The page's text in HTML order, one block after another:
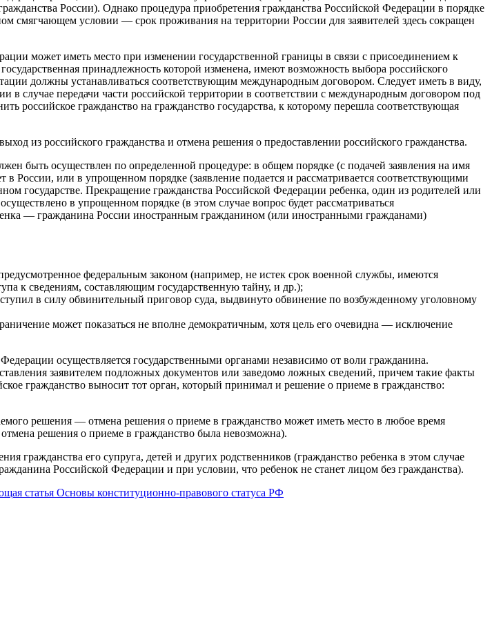
России). Однако процедура приобретения гражданства Российской Федерации в порядке
смягчающем условии — срок проживания на территории России для заявителей здесь сокращен
может иметь место при изменении государственной границы в связи с присоединением к
принадлежность которой изменена, имеют возможность выбора российского
должны устанавливаться соответствующим международным договором. Следует иметь в виду,
случае передачи части российской территории в соответствии с международным договором под
российское гражданство на гражданство государства, к которому перешла соответствующая
из российского гражданства и отмена решения о предоставлении российского гражданства.
быть осуществлен по определенной процедуре: в общем порядке (с подачей заявления на имя
или в упрощенном порядке (заявление подается и рассматривается соответствующими
государстве. Прекращение гражданства Российской Федерации ребенка, один из родителей или
в упрощенном порядке (в этом случае вопрос будет рассматриваться
— гражданина России иностранным гражданином (или иностранными гражданами)
федеральным законом (например, не истек срок военной службы, имеются
к сведениям, составляющим государственную тайну, и др.);
в силу обвинительный приговор суда, выдвинуто обвинение по возбужденному уголовному
может показаться не вполне демократичным, хотя цель его очевидна — исключение
осуществляется государственными органами независимо от воли гражданина.
заявителем подложных документов или заведомо ложных сведений, причем такие факты
гражданство выносит тот орган, который принимал и решение о приеме в гражданство:
решения — отмена решения о приеме в гражданство может иметь место в любое время
решения о приеме в гражданство была невозможна).
гражданства его супруга, детей и других родственников (гражданство ребенка в этом случае
Российской Федерации и при условии, что ребенок не станет лицом без гражданства).
статья Основы конституционно-правового статуса РФ